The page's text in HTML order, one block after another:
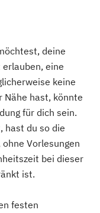
Ärzte
deine
eine
keine
Nähe hast, könnte
für dich sein.
hast du so die
Vorlesungen
bei dieser
ist.
festen